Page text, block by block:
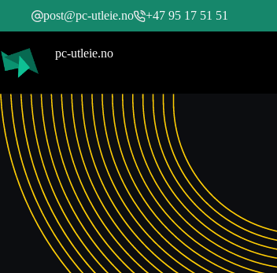
post@pc-utleie.no +47 95 17 51 51
pc-utleie.no